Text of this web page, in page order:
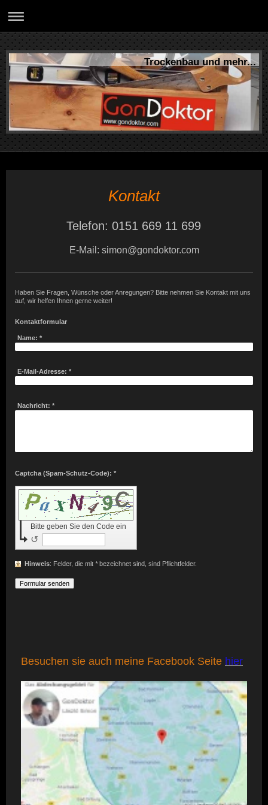
Trockenbau und mehr...
Kontakt
Telefon: 0151 669 11 699
E-Mail: simon@gondoktor.com
Haben Sie Fragen, Wünsche oder Anregungen? Bitte nehmen Sie Kontakt mit uns
auf, wir helfen Ihnen gerne weiter!
Kontaktformular
Name: *
E-Mail-Adresse: *
Nachricht: *
Captcha (Spam-Schutz-Code): *
Bitte geben Sie den Code ein
↺
Hinweis : Felder, die mit *bezeichnet sind, sind Pflichtfelder.
Besuchen sie auch meine Facebook Seite hier